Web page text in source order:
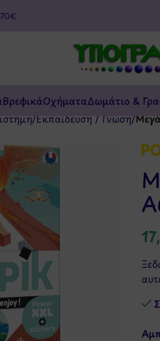
ΒρεφικάΟχήματαΔωμάτιο &
/Εκπαίδευση / Γνώση/